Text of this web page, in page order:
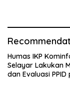
Humas IKP
Selayar Lakukan
dan Evaluasi PPID